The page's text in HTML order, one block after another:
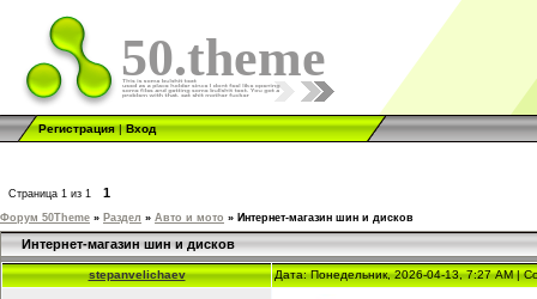
50.theme
Регистрация|Вход
Страница 1 из 1 1
Форум 50Theme » Раздел » Авто и мото » Интернет-магазин шин и дисков
Интернет-магазин шин и дисков
stepanvelichaev Дата: Понедельник, 2026-04-13, 7:27 AM |